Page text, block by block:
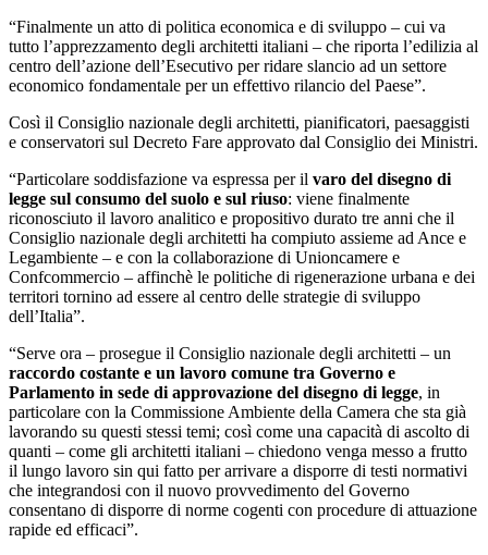
“Finalmente un atto di politica economica e di sviluppo – cui va
tutto l’apprezzamento degli architetti italiani – che riporta l’edilizia al
centro dell’azione dell’Esecutivo per ridare slancio ad un settore
economico fondamentale per un effettivo rilancio del Paese”.
Così il Consiglio nazionale degli architetti, pianificatori, paesaggisti
e conservatori sul Decreto Fare approvato dal Consiglio dei Ministri.
“Particolare soddisfazione va espressa per il varo del disegno di
legge sul consumo del suolo e sul riuso: viene finalmente
riconosciuto il lavoro analitico e propositivo durato tre anni che il
Consiglio nazionale degli architetti ha compiuto assieme ad Ance e
Legambiente – e con la collaborazione di Unioncamere e
Confcommercio – affinchè le politiche di rigenerazione urbana e dei
territori tornino ad essere al centro delle strategie di sviluppo
dell’Italia”.
“Serve ora – prosegue il Consiglio nazionale degli architetti – un
raccordo costante e un lavoro comune tra Governo e
Parlamento in sede di approvazione del disegno di legge, in
particolare con la Commissione Ambiente della Camera che sta già
lavorando su questi stessi temi; così come una capacità di ascolto di
quanti – come gli architetti italiani – chiedono venga messo a frutto
il lungo lavoro sin qui fatto per arrivare a disporre di testi normativi
che integrandosi con il nuovo provvedimento del Governo
consentano di disporre di norme cogenti con procedure di attuazione
rapide ed efficaci”.